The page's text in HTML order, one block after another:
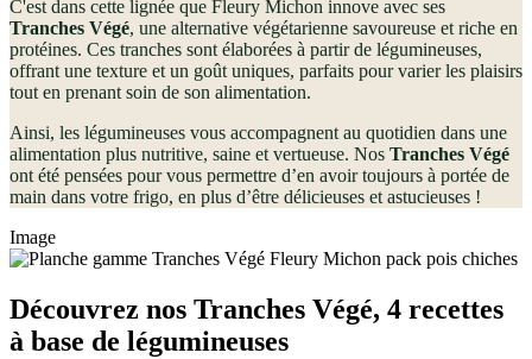
C'est dans cette lignée que Fleury Michon innove avec ses
Tranches Végé, une alternative végétarienne savoureuse et riche en
protéines. Ces tranches sont élaborées à partir de légumineuses,
offrant une texture et un goût uniques, parfaits pour varier les plaisirs
tout en prenant soin de son alimentation.
Ainsi, les légumineuses vous accompagnent au quotidien dans une
alimentation plus nutritive, saine et vertueuse. Nos Tranches Végé
ont été pensées pour vous permettre d’en avoir toujours à portée de
main dans votre frigo, en plus d’être délicieuses et astucieuses !
Image
Découvrez nos Tranches Végé, 4 recettes
à base de légumineuses